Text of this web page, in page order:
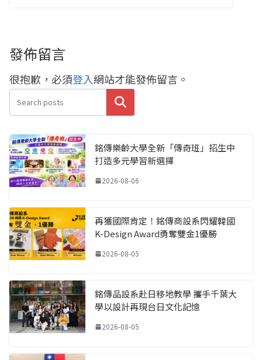
發佈留言
很抱歉，必須登入網站才能發佈留言。
搜尋
銘傳樂齡大學全新「傳奇班」招生中
打造多元學習新選擇
2026-08-06
再獲國際肯定！銘傳商設系閃耀韓國
K-Design Award勇奪雙金1優勝
2026-08-05
銘傳品設系赴日移地教學 攜手千葉大
學以設計再現台日文化記憶
2026-08-05